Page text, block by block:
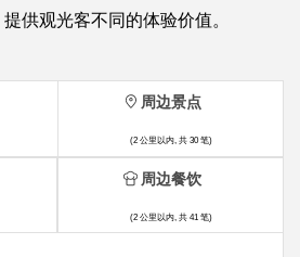
供观光客不同的体验价值。
周边景点
(2 公里以内, 共 30 笔)
周边餐饮
(2 公里以内, 共 41 笔)